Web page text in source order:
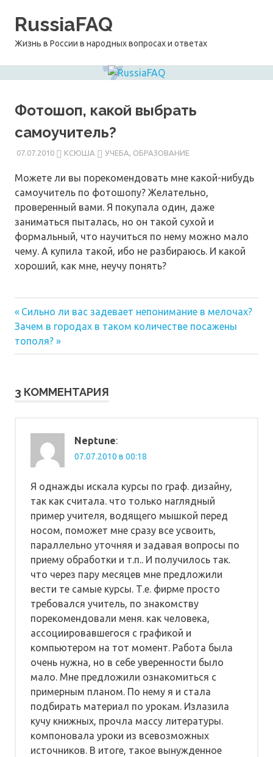
RussiaFAQ
Жизнь в России в народных вопросах и ответах
Фотошоп, какой выбрать
самоучитель?
07.07.2010 КСЮША УЧЕБА, ОБРАЗОВАНИЕ
Можете ли вы порекомендовать мне какой-нибудь
самоучитель по фотошопу? Желательно,
проверенный вами. Я покупала один, даже
заниматься пыталась, но он такой сухой и
формальный, что научиться по нему можно мало
чему. А купила такой, ибо не разбираюсь. И какой
хороший, как мне, неучу понять?
Навигация
по
записям
Предыдущая
запись:
Сильно ли вас задевает непонимание в мелочах?
Следующая
запись:
Зачем в городах в таком количестве посажены
тополя?
3 КОММЕНТАРИЯ
Neptune:
07.07.2010 в 00:18
Я однажды искала курсы по граф. дизайну,
так как считала. что только наглядный
пример учителя, водящего мышкой перед
носом, поможет мне сразу все усвоить,
параллельно уточняя и задавая вопросы по
приему обработки и т.п.. И получилось так.
что через пару месяцев мне предложили
вести те самые курсы. Т.е. фирме просто
требовался учитель, по знакомству
порекомендовали меня. как человека,
ассоциировавшегося с графикой и
компьютером на тот момент. Работа была
очень нужна, но в себе уверенности было
мало. Мне предложили ознакомиться с
примерным планом. По нему я и стала
подбирать материал по урокам. Излазила
кучу книжных, прочла массу литературы.
компоновала уроки из всевозможных
источников. В итоге, такое вынужденное